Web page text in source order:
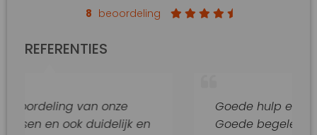
8 beoordeling
REFERENTIES
van onze
duidelijk en
Goede hulp en adviezen.
Goede begeleiding van dit